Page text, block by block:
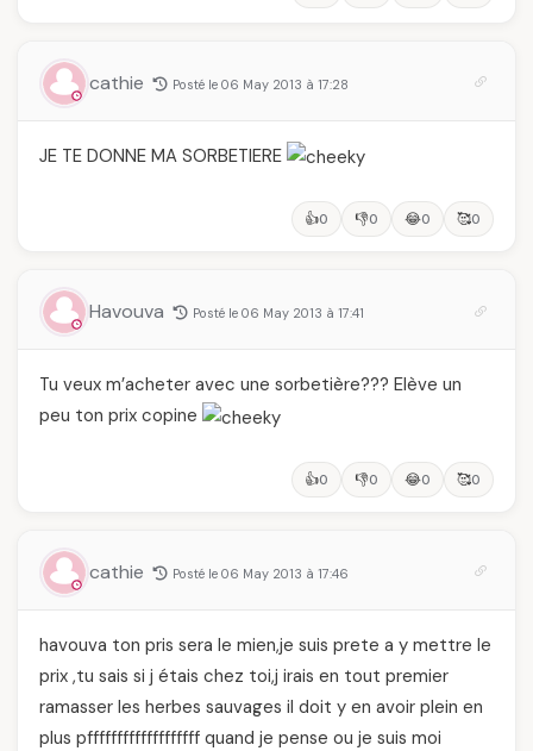
cathie Posté le 06 May 2013 à 17:28
JE TE DONNE MA SORBETIERE
👍0 👎0 😂0 🥰0
Havouva Posté le 06 May 2013 à 17:41
Tu veux m’acheter avec une sorbetière??? Elève un
peu ton prix copine
👍0 👎0 😂0 🥰0
cathie Posté le 06 May 2013 à 17:46
havouva ton pris sera le mien,je suis prete a y mettre le
prix ,tu sais si j étais chez toi,j irais en tout premier
ramasser les herbes sauvages il doit y en avoir plein en
plus pfffffffffffffffffff quand je pense ou je suis moi